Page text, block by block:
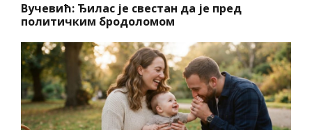
Вучевић: Ђилас је свестан да је пред
политичким бродоломом